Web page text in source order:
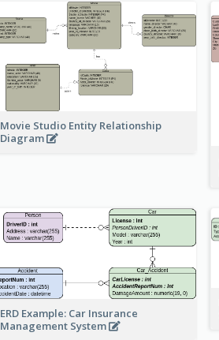
Movie Studio Entity Relationship
Diagram
ERD Example: Car Insurance
Management System